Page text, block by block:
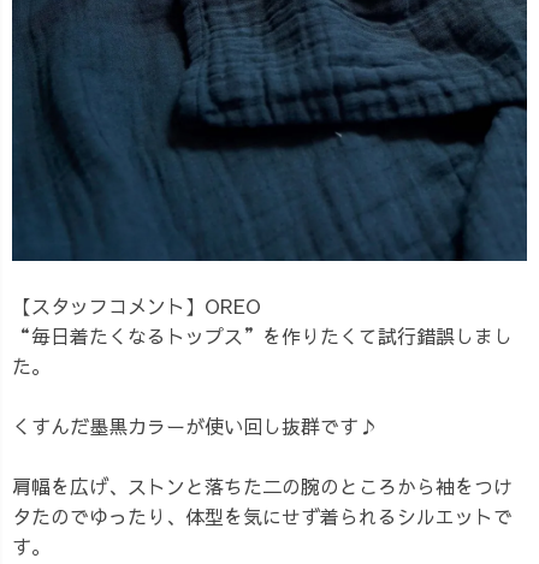
【スタッフコメント】OREO
“毎日着たくなるトップス”を作りたくて試行錯誤しまし
た。
くすんだ墨黒カラーが使い回し抜群です♪
肩幅を広げ、ストンと落ちた二の腕のところから袖をつけ
タたのでゆったり、体型を気にせず着られるシルエットで
す。